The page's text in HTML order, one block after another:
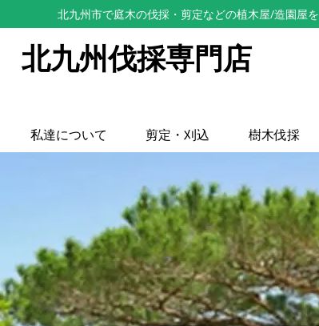
北九州市で庭木の伐採・剪定などの植木屋/造園屋
北九州伐採専門店
私達について 剪定・刈込 樹木伐採